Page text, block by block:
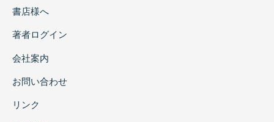
書店様へ
著者ログイン
会社案内
お問い合わせ
リンク